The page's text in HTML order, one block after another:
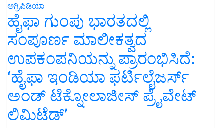
ಅಗ್ರಿಪಿಡಿಯಾ
ಹೈಫಾ ಗುಂಪು ಭಾರತದಲ್ಲಿ
ಸಂಪೂರ್ಣ ಮಾಲೀಕತ್ವದ
ಉಪಕಂಪನಿಯನ್ನು ಪ್ರಾರಂಭಿಸಿದೆ:
‘ಹೈಫಾ ಇಂಡಿಯಾ ಫರ್ಟಿಲೈಜರ್ಸ್
ಅಂಡ್ ಟೆಕ್ನೋಲಾಜೀಸ್ ಪ್ರೈವೇಟ್
ಲಿಮಿಟೆಡ್’